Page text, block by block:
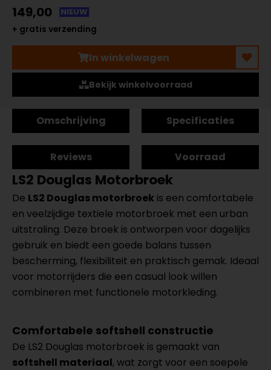
149,00
NIEUW
+ gratis verzending
In winkelwagen
Bekijk winkelvoorraad
Omschrijving Specificaties
Reviews Voorraad
LS2 Douglas Motorbroek
De LS2 Douglas motorbroek is een comfortabele
en veelzijdige textiele motorbroek met een urban
uitstraling. Deze broek is ontworpen voor dagelijks
gebruik en biedt een goede balans tussen
bescherming, flexibiliteit en praktisch gemak. Ideaal
voor motorrijders die een casual look willen
combineren met functionele motorkleding.
Comfortabele softshell constructie
De LS2 Douglas motorbroek is gemaakt van
softshell materiaal, wat zorgt voor een soepele